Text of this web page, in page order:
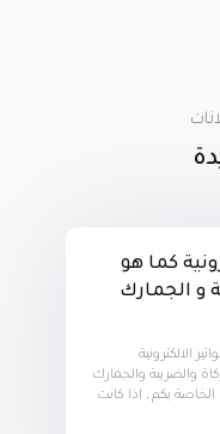
كما هو
و الجمارك
الالكترونية
والضريبة والجمارك
بكم , اذا كانت